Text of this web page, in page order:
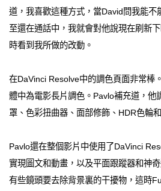
道，我喜歡這種方式，當David問我能不
至還在通話中，我就會對他說現在刷新
時看到我所做的改動。
在DaVinci Resolve中的調色頁面非常棒
體中為電影長片調色。Pavlo補充道，他
罩、色彩扭曲器、面部修飾、HDR色輪
Pavlo還在整個影片中使用了DaVinci
實現圖文和動畫，以及平面跟蹤器和神
有些鏡頭要去除背景裏的干擾物，這時